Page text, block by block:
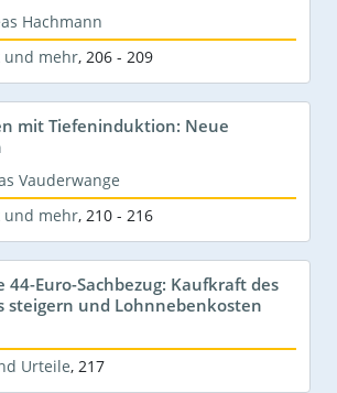
Hachmann
und mehr, 206 - 209
mit Tiefeninduktion: Neue
Vauderwange
und mehr, 210 - 216
44-Euro-Sachbezug: Kaufkraft des
steigern und Lohnnebenkosten
Urteile, 217